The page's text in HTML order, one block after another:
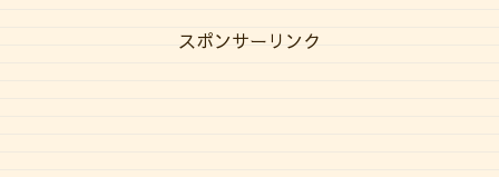
スポンサーリンク